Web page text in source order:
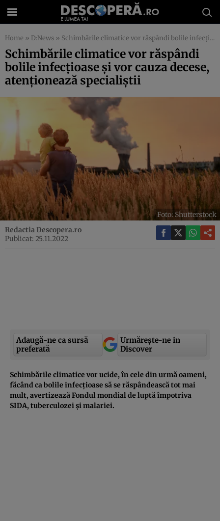
Home » D:News » Schimbările climatice vor răspândi bolile infecțioase și vor cauza decese, atenționează specialiștii
Schimbările climatice vor răspândi
bolile infecțioase și vor cauza decese,
atenționează specialiștii
Foto: Shutterstock
Redactia Descopera.ro
Publicat: 25.11.2022
Adaugă-ne ca sursă
preferată
Urmărește-ne in
Discover
Schimbările climatice vor ucide, în cele din urmă oameni,
făcând ca bolile infecțioase să se răspândească tot mai
mult, avertizează Fondul mondial de luptă împotriva
SIDA, tuberculozei şi malariei.